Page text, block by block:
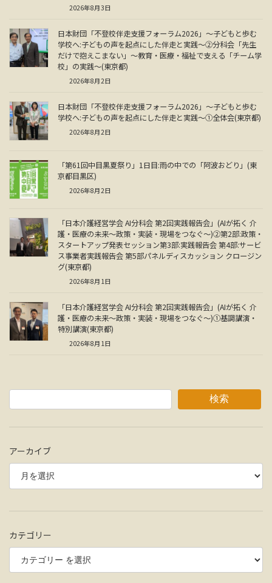
2026年8月3日
日本財団「不登校伴走支援フォーラム2026」～子どもと歩む
学校へ:子どもの声を起点にした伴走と実践～②分科会「先生
だけで抱えこまない」～教育・医療・福祉で支える「チーム学
校」の実践～(東京都)
2026年8月2日
日本財団「不登校伴走支援フォーラム2026」～子どもと歩む
学校へ:子どもの声を起点にした伴走と実践～①全体会(東京都)
2026年8月2日
「第61回中目黒夏祭り」1日目:雨の中での「阿波おどり」(東
京都目黒区)
2026年8月2日
「日本介護経営学会 AI分科会 第2回実践報告会」(AIが拓く 介
護・医療の未来～政策・実装・現場をつなぐ～)②第2部:政策・
スタートアップ発表セッション第3部:実践報告会 第4部:サービ
ス事業者実践報告会 第5部パネルディスカッション クロージン
グ(東京都)
2026年8月1日
「日本介護経営学会 AI分科会 第2回実践報告会」(AIが拓く 介
護・医療の未来～政策・実装・現場をつなぐ～)①基調講演・
特別講演(東京都)
2026年8月1日
検索
アーカイブ
カテゴリー